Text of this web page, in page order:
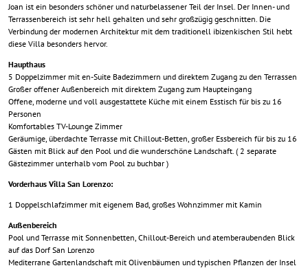
Joan ist ein besonders schöner und naturbelassener Teil der Insel. Der Innen- und
Terrassenbereich ist sehr hell gehalten und sehr großzügig geschnitten. Die
Verbindung der modernen Architektur mit dem traditionell ibizenkischen Stil hebt
diese Villa besonders hervor.
Haupthaus
5 Doppelzimmer mit en-Suite Badezimmern und direktem Zugang zu den Terrassen
Großer offener Außenbereich mit direktem Zugang zum Haupteingang
Offene, moderne und voll ausgestattete Küche mit einem Esstisch für bis zu 16
Personen
Komfortables TV-Lounge Zimmer
Geräumige, überdachte Terrasse mit Chillout-Betten, großer Essbereich für bis zu 16
Gästen mit Blick auf den Pool und die wunderschöne Landschaft. ( 2 separate
Gästezimmer unterhalb vom Pool zu buchbar )
Vorderhaus Villa San Lorenzo:
1 Doppelschlafzimmer mit eigenem Bad, großes Wohnzimmer mit Kamin
Außenbereich
Pool und Terrasse mit Sonnenbetten, Chillout-Bereich und atemberaubenden Blick
auf das Dorf San Lorenzo
Mediterrane Gartenlandschaft mit Olivenbäumen und typischen Pflanzen der Insel